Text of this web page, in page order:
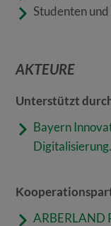
Studenten
AKTEURE
Unterstützt
Bayern
ARBERLAND